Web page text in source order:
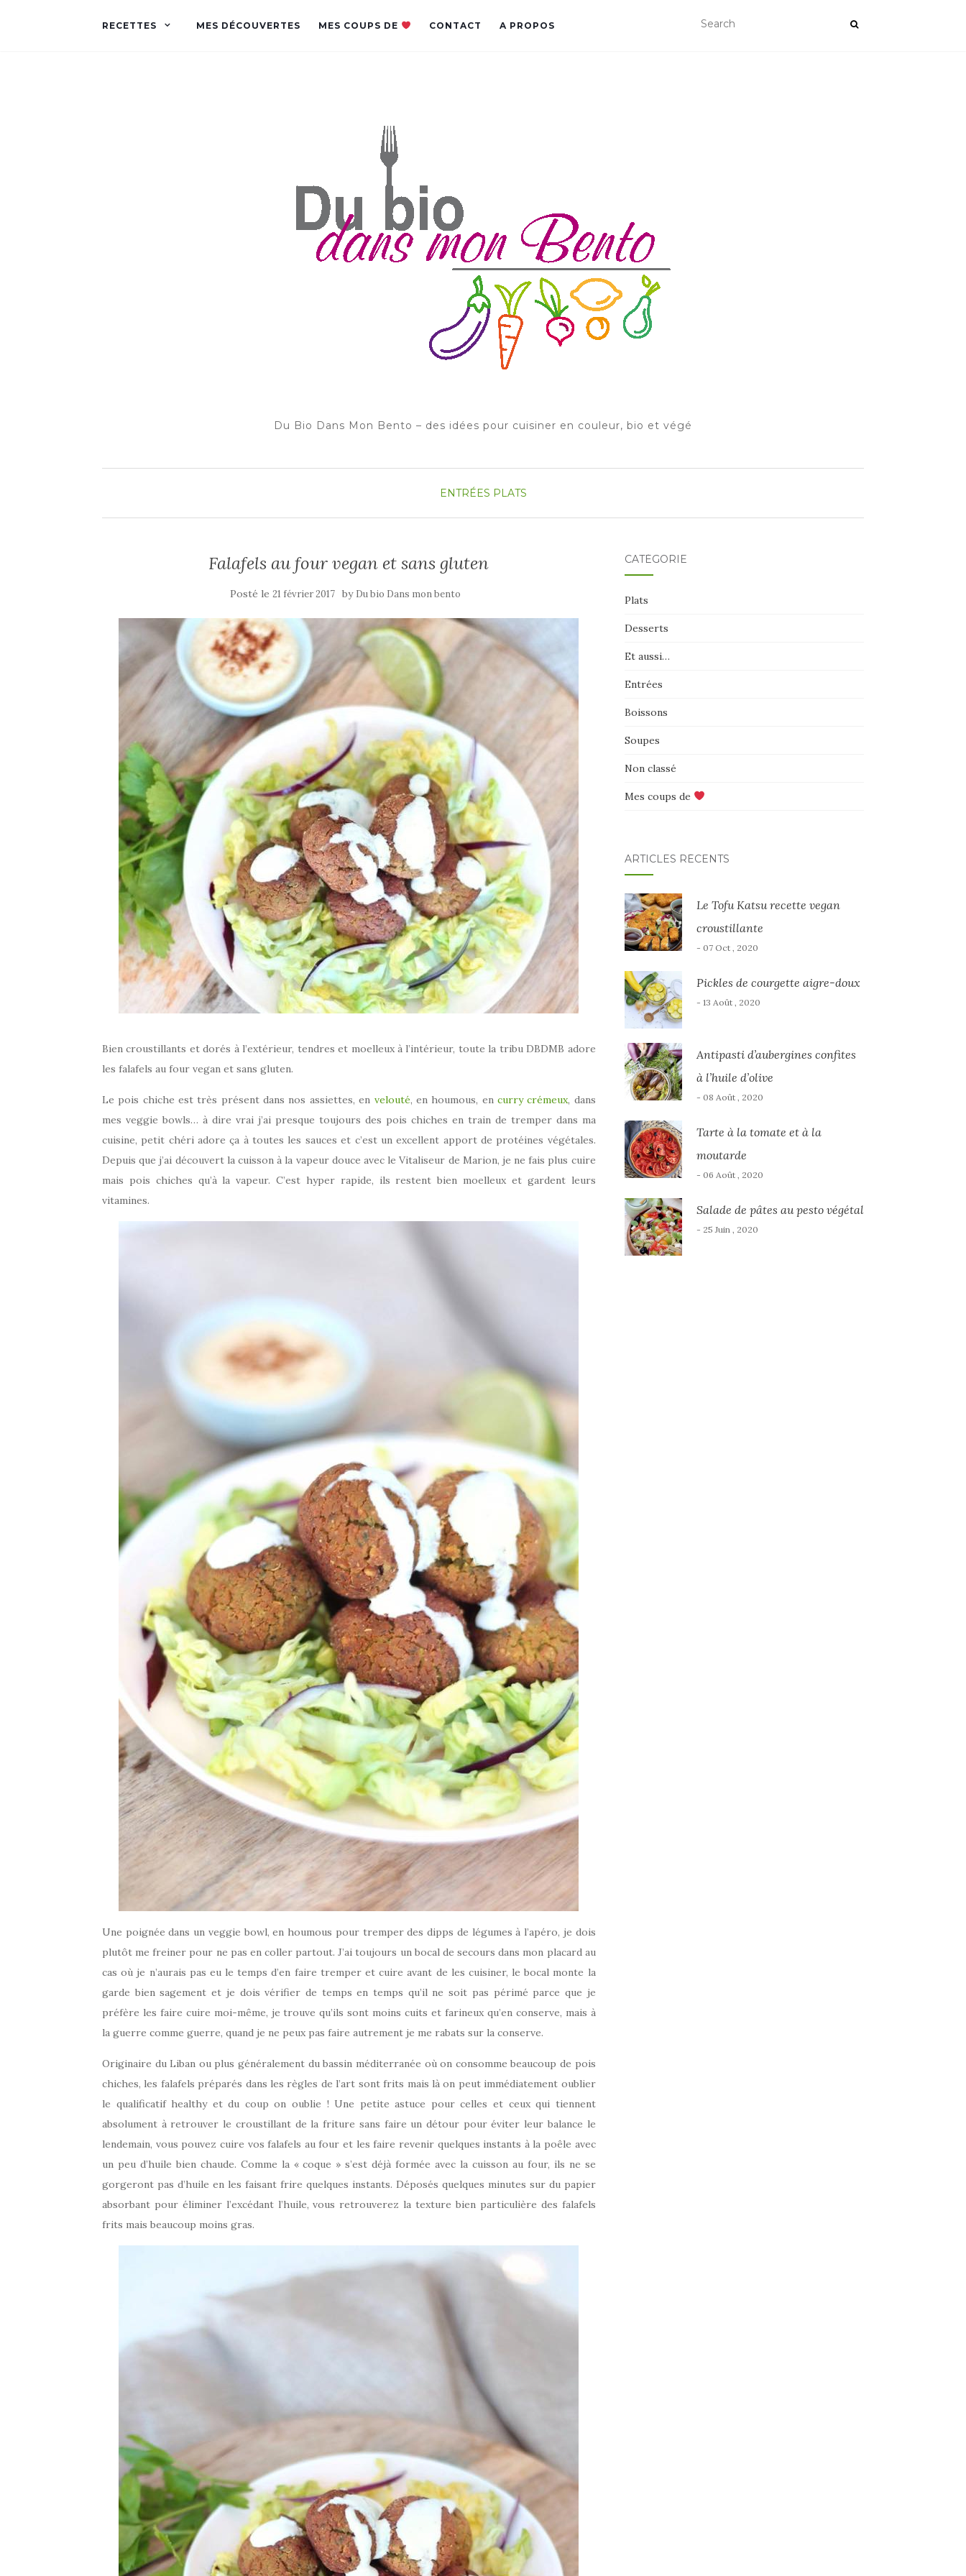
RECETTES MES DÉCOUVERTES MES COUPS DE CONTACT A PROPOS
Du Bio Dans Mon Bento – des idées pour cuisiner en couleur, bio et végé
ENTRÉES PLATS
Falafels au four vegan et sans gluten
Posté le 21 février 2017 by Du bio Dans mon bento
Bien croustillants et dorés à l’extérieur, tendres et moelleux à l’intérieur, toute la tribu DBDMB adore
les falafels au four vegan et sans gluten.
Le pois chiche est très présent dans nos assiettes, en velouté, en houmous, en curry crémeux, dans
mes veggie bowls… à dire vrai j’ai presque toujours des pois chiches en train de tremper dans ma
cuisine, petit chéri adore ça à toutes les sauces et c’est un excellent apport de protéines végétales.
Depuis que j’ai découvert la cuisson à la vapeur douce avec le Vitaliseur de Marion, je ne fais plus cuire
mais pois chiches qu’à la vapeur. C’est hyper rapide, ils restent bien moelleux et gardent leurs
vitamines.
Une poignée dans un veggie bowl, en houmous pour tremper des dipps de légumes à l’apéro, je dois
plutôt me freiner pour ne pas en coller partout. J’ai toujours un bocal de secours dans mon placard au
cas où je n’aurais pas eu le temps d’en faire tremper et cuire avant de les cuisiner, le bocal monte la
garde bien sagement et je dois vérifier de temps en temps qu’il ne soit pas périmé parce que je
préfère les faire cuire moi-même, je trouve qu’ils sont moins cuits et farineux qu’en conserve, mais à
la guerre comme guerre, quand je ne peux pas faire autrement je me rabats sur la conserve.
Originaire du Liban ou plus généralement du bassin méditerranée où on consomme beaucoup de pois
chiches, les falafels préparés dans les règles de l’art sont frits mais là on peut immédiatement oublier
le qualificatif healthy et du coup on oublie ! Une petite astuce pour celles et ceux qui tiennent
absolument à retrouver le croustillant de la friture sans faire un détour pour éviter leur balance le
lendemain, vous pouvez cuire vos falafels au four et les faire revenir quelques instants à la poêle avec
un peu d’huile bien chaude. Comme la « coque » s’est déjà formée avec la cuisson au four, ils ne se
gorgeront pas d’huile en les faisant frire quelques instants. Déposés quelques minutes sur du papier
absorbant pour éliminer l’excédant l’huile, vous retrouverez la texture bien particulière des falafels
frits mais beaucoup moins gras.
CATÉGORIE
Plats
Desserts
Et aussi…
Entrées
Boissons
Soupes
Non classé
Mes coups de
ARTICLES RÉCENTS
Le Tofu Katsu recette vegan
croustillante
- 07 Oct , 2020
Pickles de courgette aigre-doux
- 13 Août , 2020
Antipasti d’aubergines confites
à l’huile d’olive
- 08 Août , 2020
Tarte à la tomate et à la
moutarde
- 06 Août , 2020
Salade de pâtes au pesto végétal
- 25 Juin , 2020